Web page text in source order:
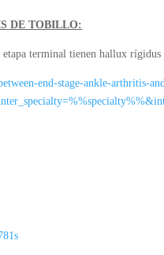
DE TOBILLO:
terminal tienen hallux rígidus
end-stage-ankle-arthritis-